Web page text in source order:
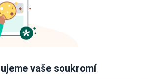
1994 . Nyní na adrese Praha 4,
dětem od narození do 19ti let
na léčbu atopického i dalších
vaše soukromí